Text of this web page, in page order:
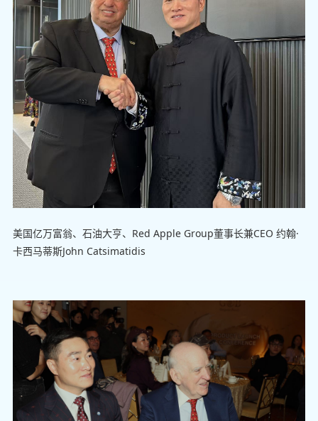
美国亿万富翁、石油大亨、Red Apple Group董事长兼CEO 约翰·
卡西马蒂斯John Catsimatidis